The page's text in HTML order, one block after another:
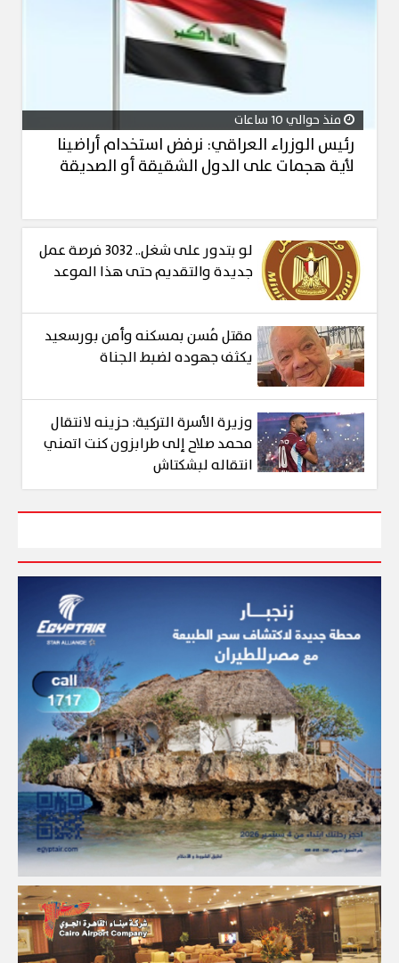
منذ حوالي 10 ساعات
رئيس الوزراء العراقي: نرفض استخدام أراضينا
لأية هجمات على الدول الشقيقة أو الصديقة
لو بتدور على شغل.. 3032 فرصة عمل
جديدة والتقديم حتى هذا الموعد
مقتل مُسن بمسكنه وأمن بورسعيد
يكثف جهوده لضبط الجناة
وزيرة الأسرة التركية: حزينه لانتقال
محمد صلاح إلى طرابزون كنت اتمني
انتقاله لبشكتاش